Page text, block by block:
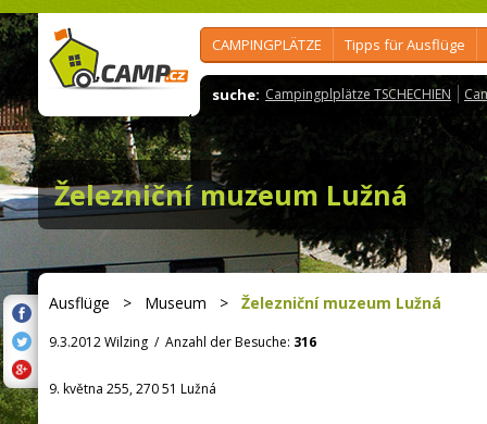
CAMPINGPLÄTZE Tipps für Ausflüge
suche: Campingplplätze TSCHECHIEN
Železniční muzeum Lužná
Ausflüge > Museum > Železniční muzeum Lužná
9.3.2012 Wilzing / Anzahl der Besuche: 316
9. května 255, 270 51 Lužná